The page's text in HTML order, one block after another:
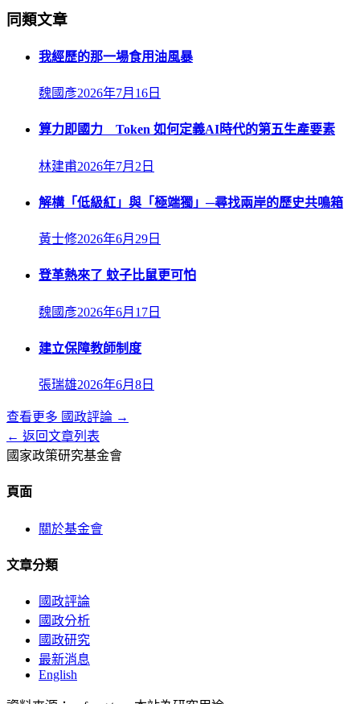
同類文章
我經歷的那一場食用油風暴
魏國彥2026年7月16日
算力即國力 Token 如何定義AI時代的第五生產要素
林建甫2026年7月2日
解構「低級紅」與「極端獨」─尋找兩岸的歷史共鳴箱
黃士修2026年6月29日
登革熱來了 蚊子比鼠更可怕
魏國彥2026年6月17日
建立保障教師制度
張瑞雄2026年6月8日
查看更多 國政評論 →
← 返回文章列表
國家政策研究基金會
頁面
關於基金會
文章分類
國政評論
國政分析
國政研究
最新消息
English